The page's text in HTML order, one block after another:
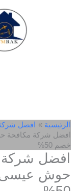
الرئيسية
افضل
خصم 50%
افضل